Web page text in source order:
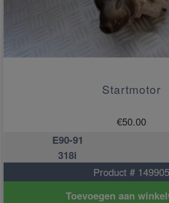
Startmotor
€50.00
E90-91
318i
Product # 149905
Toevoegen aan